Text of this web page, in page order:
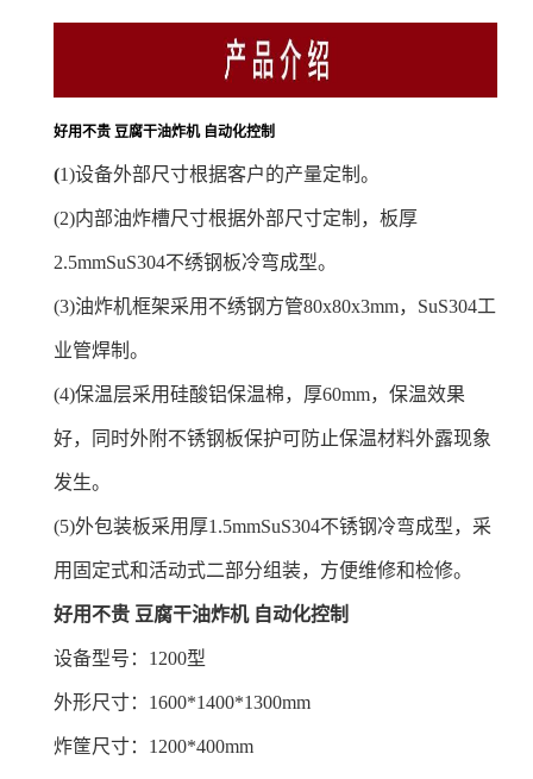
好用不贵 豆腐干油炸机 自动化控制
(1)设备外部尺寸根据客户的产量定制。
(2)内部油炸槽尺寸根据外部尺寸定制，板厚
2.5mmSuS304不绣钢板冷弯成型。
(3)油炸机框架采用不绣钢方管80x80x3mm，SuS304工
业管焊制。
(4)保温层采用硅酸铝保温棉，厚60mm，保温效果
好，同时外附不锈钢板保护可防止保温材料外露现象
发生。
(5)外包装板采用厚1.5mmSuS304不锈钢冷弯成型，采
用固定式和活动式二部分组装，方便维修和检修。
好用不贵 豆腐干油炸机 自动化控制
设备型号：1200型
外形尺寸：1600*1400*1300mm
炸筐尺寸：1200*400mm